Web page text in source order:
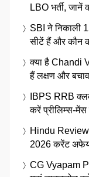
LBO भर्ती,
SBI ने निकाली
सीटें हैं और कौन
क्या है Chandi
हैं लक्षण और
IBPS RRB
करें प्रीलिम्स-
Hindu
2026 करेंट
CG Vyapam